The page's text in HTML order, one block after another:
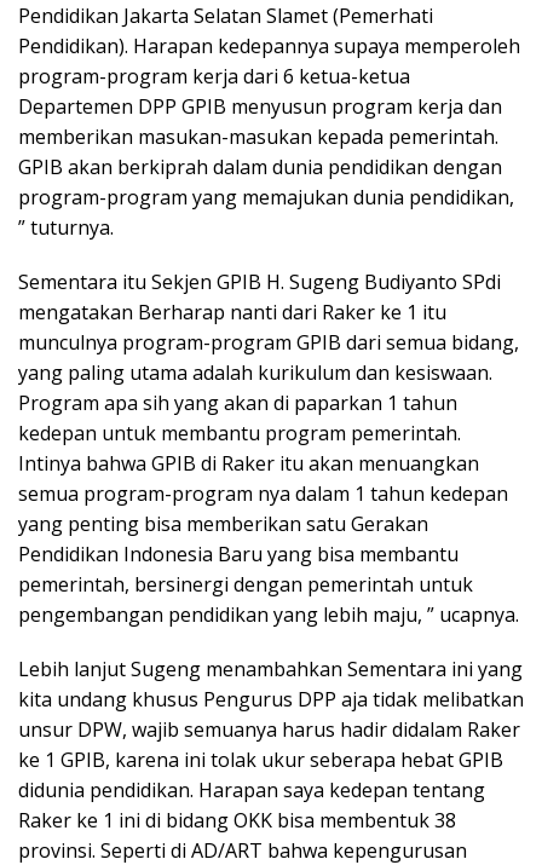
Pendidikan Jakarta Selatan Slamet (Pemerhati
Pendidikan). Harapan kedepannya supaya memperoleh
program-program kerja dari 6 ketua-ketua
Departemen DPP GPIB menyusun program kerja dan
memberikan masukan-masukan kepada pemerintah.
GPIB akan berkiprah dalam dunia pendidikan dengan
program-program yang memajukan dunia pendidikan,
” tuturnya.
Sementara itu Sekjen GPIB H. Sugeng Budiyanto SPdi
mengatakan Berharap nanti dari Raker ke 1 itu
munculnya program-program GPIB dari semua bidang,
yang paling utama adalah kurikulum dan kesiswaan.
Program apa sih yang akan di paparkan 1 tahun
kedepan untuk membantu program pemerintah.
Intinya bahwa GPIB di Raker itu akan menuangkan
semua program-program nya dalam 1 tahun kedepan
yang penting bisa memberikan satu Gerakan
Pendidikan Indonesia Baru yang bisa membantu
pemerintah, bersinergi dengan pemerintah untuk
pengembangan pendidikan yang lebih maju, ” ucapnya.
Lebih lanjut Sugeng menambahkan Sementara ini yang
kita undang khusus Pengurus DPP aja tidak melibatkan
unsur DPW, wajib semuanya harus hadir didalam Raker
ke 1 GPIB, karena ini tolak ukur seberapa hebat GPIB
didunia pendidikan. Harapan saya kedepan tentang
Raker ke 1 ini di bidang OKK bisa membentuk 38
provinsi. Seperti di AD/ART bahwa kepengurusan